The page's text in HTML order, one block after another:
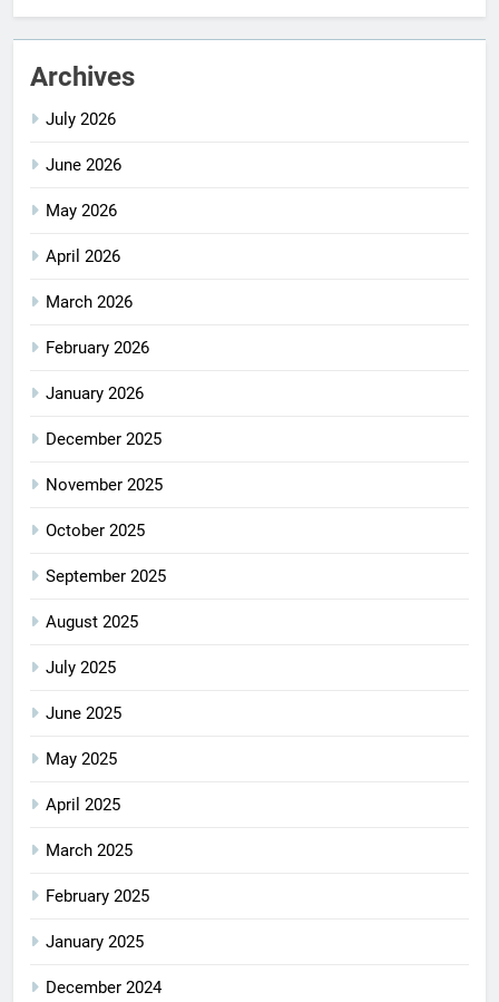
Archives
July 2026
June 2026
May 2026
April 2026
March 2026
February 2026
January 2026
December 2025
November 2025
October 2025
September 2025
August 2025
July 2025
June 2025
May 2025
April 2025
March 2025
February 2025
January 2025
December 2024